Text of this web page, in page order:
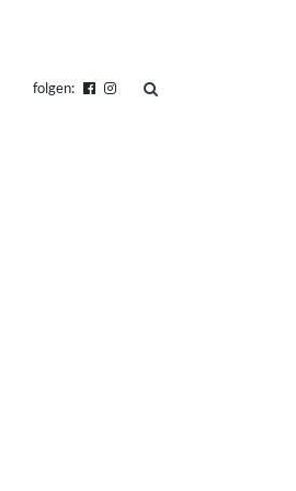
folgen: suchen